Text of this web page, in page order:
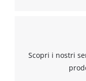
Scopri i nostri